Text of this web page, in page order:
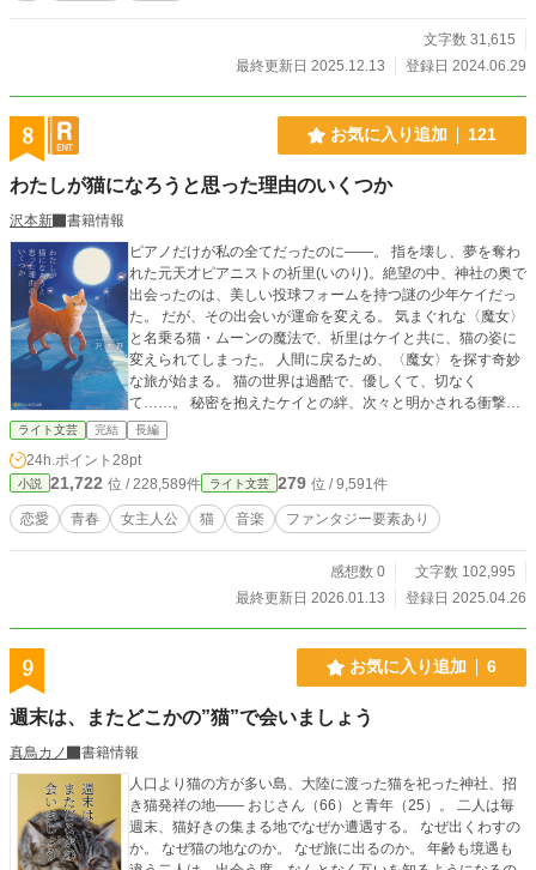
文字数 31,615
最終更新日 2025.12.13
登録日 2024.06.29
8 お気に入り追加 121
わたしが猫になろうと思った理由のいくつか
沢本新
書籍情報
ピアノだけが私の全てだったのに――。 指を壊し、夢を奪わ
れた元天才ピアニストの祈里(いのり)。絶望の中、神社の奥で
出会ったのは、美しい投球フォームを持つ謎の少年ケイだっ
た。 だが、その出会いが運命を変える。 気まぐれな〈魔女〉
と名乗る猫・ムーンの魔法で、祈里はケイと共に、猫の姿に
変えられてしまった。 人間に戻るため、〈魔女〉を探す奇妙
な旅が始まる。 猫の世界は過酷で、優しくて、切なく
て……。 秘密を抱えたケイとの絆、次々と明かされる衝撃の
真実。 旅の果てに祈里が見つける、本当に大切なものとは？
これは、失ったものを取り戻し、本当の自分を見つけるまで
の、不思議で、少しだけ涙する再生の物語。
ライト文芸 完結 長編
24h.ポイント 28pt
小説 21,722 位 / 228,589件 ライト文芸 279 位 / 9,591件
恋愛 青春 女主人公 猫 音楽 ファンタジー要素あり
感想数 0
文字数 102,995
最終更新日 2026.01.13
登録日 2025.04.26
9 お気に入り追加 6
週末は、またどこかの”猫”で会いましょう
真鳥カノ
書籍情報
人口より猫の方が多い島、大陸に渡った猫を祀った神社、招
き猫発祥の地―― おじさん（66）と青年（25）。 二人は毎
週末、猫好きの集まる地でなぜか遭遇する。 なぜ出くわすの
か。 なぜ猫の地なのか。 なぜ旅に出るのか。 年齢も境遇も